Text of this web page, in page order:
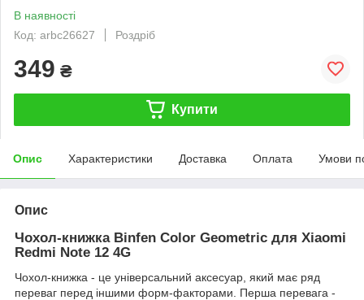
В наявності
Код: arbc26627
Роздріб
349 ₴
Купити
Опис Характеристики Доставка Оплата Умови
Опис
Чохол-книжка Binfen Color Geometric для Xiaomi
Redmi Note 12 4G
Чохол-книжка - це універсальний аксесуар, який має ряд
переваг перед іншими форм-факторами. Перша перевага -